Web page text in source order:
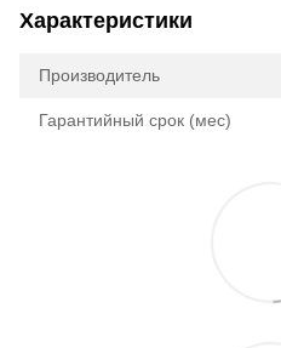
Характеристики
Производитель
Гарантийный срок (мес)